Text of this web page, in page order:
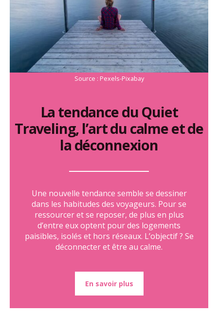
Source : Pexels-Pixabay
La tendance du Quiet
Traveling, l’art du calme et de
la déconnexion
Une nouvelle tendance semble se dessiner
dans les habitudes des voyageurs. Pour se
ressourcer et se reposer, de plus en plus
d’entre eux optent pour des logements
paisibles, isolés et hors réseaux. L’objectif ? Se
déconnecter et être au calme.
En savoir plus